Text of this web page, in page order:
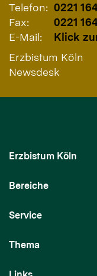
Telefon: 0221
Fax:
0221
E-Mail:
Klick
Erzbistum Köln
Newsdesk
Erzbistum Köln
Bereiche
Service
Thema